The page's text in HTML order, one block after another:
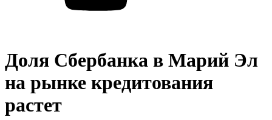
Доля Сбербанка в Марий Эл
на рынке кредитования
растет